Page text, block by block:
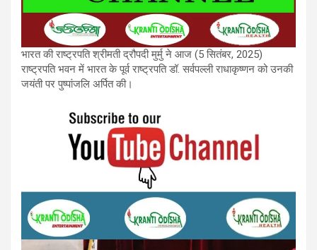
भारत की राष्ट्रपति श्रीमती द्रौपदी मुर्मु ने आज (5 सितंबर, 2025)
राष्ट्रपति भवन में भारत के पूर्व राष्ट्रपति डॉ. सर्वपल्ली राधाकृष्णन को उनकी
जयंती पर पुष्पांजलि अर्पित की।